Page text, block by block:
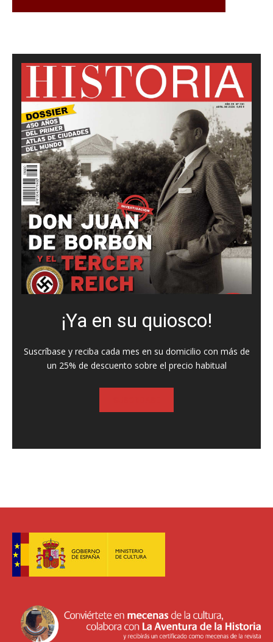
¡Ya en su quiosco!
Suscríbase y reciba cada mes en su domicilio con más de
un 25% de descuento sobre el precio habitual